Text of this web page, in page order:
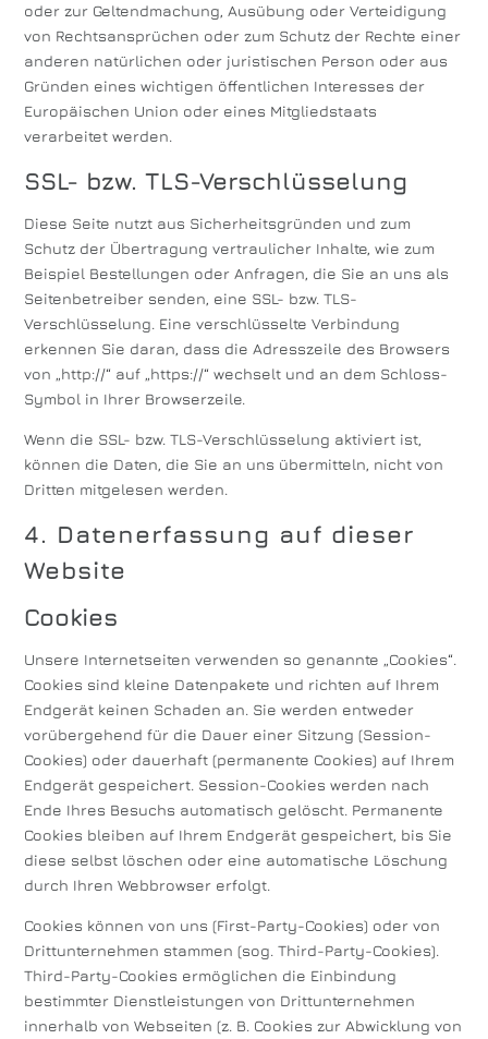
oder zur Geltendmachung, Ausübung oder Verteidigung
von Rechtsansprüchen oder zum Schutz der Rechte einer
anderen natürlichen oder juristischen Person oder aus
Gründen eines wichtigen öffentlichen Interesses der
Europäischen Union oder eines Mitgliedstaats
verarbeitet werden.
SSL- bzw. TLS-Verschlüsselung
Diese Seite nutzt aus Sicherheitsgründen und zum
Schutz der Übertragung vertraulicher Inhalte, wie zum
Beispiel Bestellungen oder Anfragen, die Sie an uns als
Seitenbetreiber senden, eine SSL- bzw. TLS-
Verschlüsselung. Eine verschlüsselte Verbindung
erkennen Sie daran, dass die Adresszeile des Browsers
von „http://“ auf „https://“ wechselt und an dem Schloss-
Symbol in Ihrer Browserzeile.
Wenn die SSL- bzw. TLS-Verschlüsselung aktiviert ist,
können die Daten, die Sie an uns übermitteln, nicht von
Dritten mitgelesen werden.
4. Datenerfassung auf dieser
Website
Cookies
Unsere Internetseiten verwenden so genannte „Cookies“.
Cookies sind kleine Datenpakete und richten auf Ihrem
Endgerät keinen Schaden an. Sie werden entweder
vorübergehend für die Dauer einer Sitzung (Session-
Cookies) oder dauerhaft (permanente Cookies) auf Ihrem
Endgerät gespeichert. Session-Cookies werden nach
Ende Ihres Besuchs automatisch gelöscht. Permanente
Cookies bleiben auf Ihrem Endgerät gespeichert, bis Sie
diese selbst löschen oder eine automatische Löschung
durch Ihren Webbrowser erfolgt.
Cookies können von uns (First-Party-Cookies) oder von
Drittunternehmen stammen (sog. Third-Party-Cookies).
Third-Party-Cookies ermöglichen die Einbindung
bestimmter Dienstleistungen von Drittunternehmen
innerhalb von Webseiten (z. B. Cookies zur Abwicklung von